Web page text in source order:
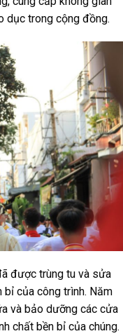
dục trong cộng đồng.
được trùng tu và sửa
bỉ của công trình. Năm
và bảo dưỡng các cửa
chất bền bỉ của chúng.